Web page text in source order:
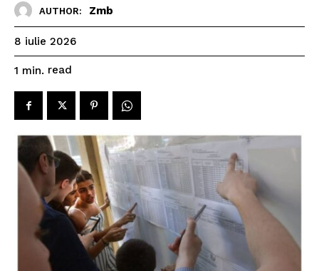
AUTHOR: Zmb
8 iulie 2026
1 min. read